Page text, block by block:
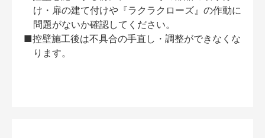
け・扉の建て付けや『ラクラクローズ』の作動に
問題がないか確認してください。
■控壁施工後は不具合の手直し・調整ができなくな
ります。